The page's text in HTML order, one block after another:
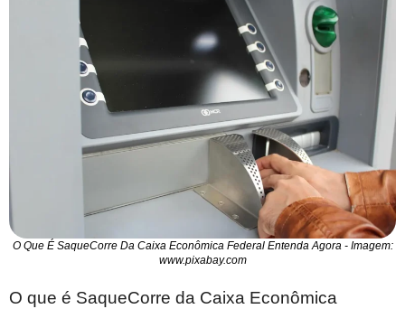
O Que É SaqueCorre Da Caixa Econômica Federal Entenda Agora - Imagem:
www.pixabay.com
O que é SaqueCorre da Caixa Econômica